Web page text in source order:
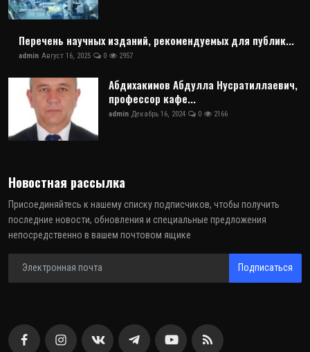
Перечень научных изданий, рекомендуемых для публик...
admin Август 16, 2025 0 2957
Абдихакимов Абдулла Нусратиллаевич,
профессор кафе...
admin Декабрь 16, 2024 0 2166
Новостная рассылка
Присоединяйтесь к нашему списку подписчиков, чтобы получить
последние новости, обновления и специальные предложения
непосредственно в вашем почтовом ящике
Подписаться